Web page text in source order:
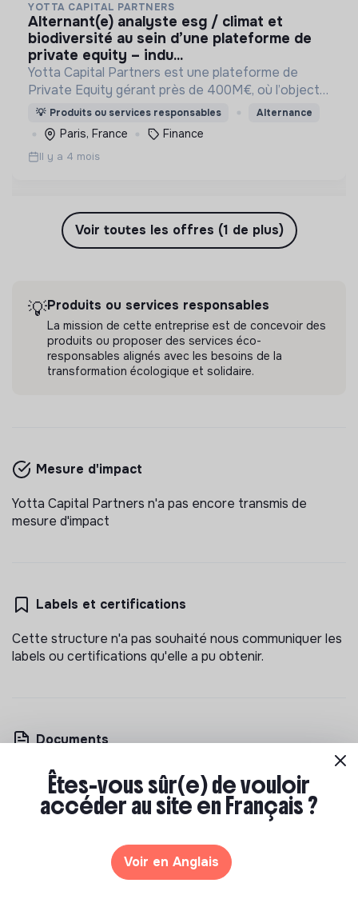
YOTTA CAPITAL PARTNERS
alternant(e) analyste esg / climat et
biodiversité au sein d’une plateforme de
private equity – indu...
Yotta Capital Partners est une plateforme de
Private Equity gérant près de 400M€, où l’objectif
de rendement financier est associé à une
approche centrée sur les enjeux de transition
environnementale.
💡 Produits ou services responsables Alternance
Paris, France Finance
Il y a 4 mois
Voir toutes les offres (1 de plus)
💡Produits ou services responsables
La mission de cette entreprise est de concevoir des
produits ou proposer des services éco-
responsables alignés avec les besoins de la
transformation écologique et solidaire.
Mesure d'impact
Yotta Capital Partners n'a pas encore transmis de
mesure d'impact
Labels et certifications
Cette structure n'a pas souhaité nous communiquer les
labels ou certifications qu'elle a pu obtenir.
Documents
N'a pas encore communiqué de documents de
transparence
Êtes-vous sûr(e) de vouloir
accéder au site en Français ?
Voir en Anglais